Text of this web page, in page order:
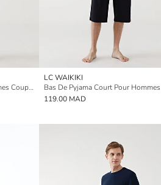
Bas De Pyjama Court Pour Hommes Coupe Standard
LC WAIKIKI
119.00 MAD